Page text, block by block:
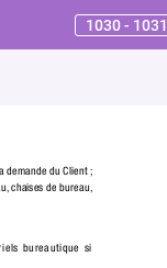
1030 - 1031
demande du Client ;
chaises de bureau,
bureautique si